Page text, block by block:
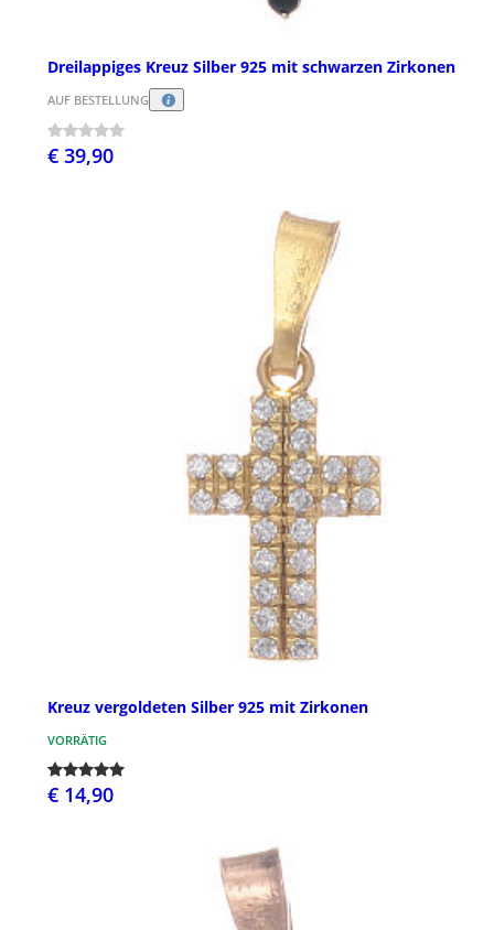
Dreilappiges Kreuz Silber 925 mit schwarzen Zirkonen
AUF BESTELLUNG
€ 39,90
Kreuz vergoldeten Silber 925 mit Zirkonen
VORRÄTIG
€ 14,90